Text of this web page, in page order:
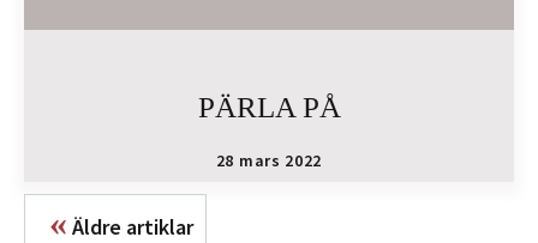
PÄRLA PÅ
28 mars 2022
« Äldre artiklar